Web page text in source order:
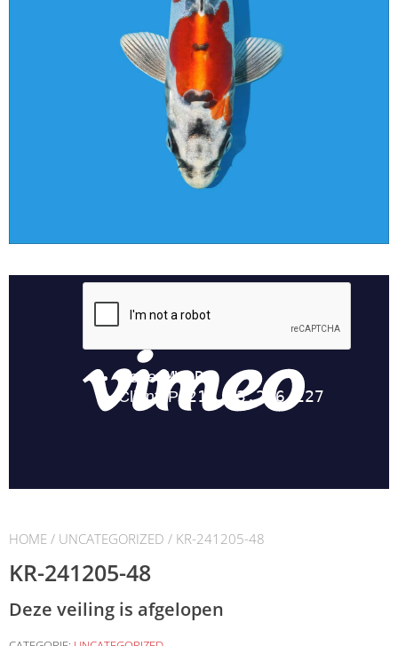
HOME / UNCATEGORIZED / KR-241205-48
KR-241205-48
Deze veiling is afgelopen